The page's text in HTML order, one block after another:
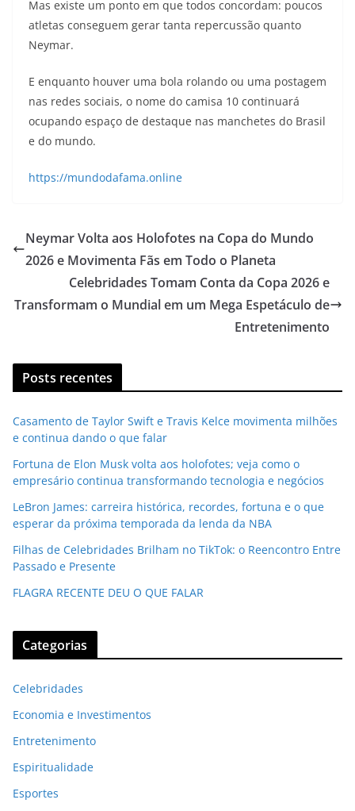
Mas existe um ponto em que todos concordam: poucos
atletas conseguem gerar tanta repercussão quanto
Neymar.
E enquanto houver uma bola rolando ou uma postagem
nas redes sociais, o nome do camisa 10 continuará
ocupando espaço de destaque nas manchetes do Brasil
e do mundo.
https://mundodafama.online
Neymar Volta aos Holofotes na Copa do Mundo
2026 e Movimenta Fãs em Todo o Planeta
Celebridades Tomam Conta da Copa 2026 e
Transformam o Mundial em um Mega Espetáculo de
Entretenimento
Posts recentes
Casamento de Taylor Swift e Travis Kelce movimenta milhões
e continua dando o que falar
Fortuna de Elon Musk volta aos holofotes; veja como o
empresário continua transformando tecnologia e negócios
LeBron James: carreira histórica, recordes, fortuna e o que
esperar da próxima temporada da lenda da NBA
Filhas de Celebridades Brilham no TikTok: o Reencontro Entre
Passado e Presente
FLAGRA RECENTE DEU O QUE FALAR
Categorias
Celebridades
Economia e Investimentos
Entretenimento
Espiritualidade
Esportes